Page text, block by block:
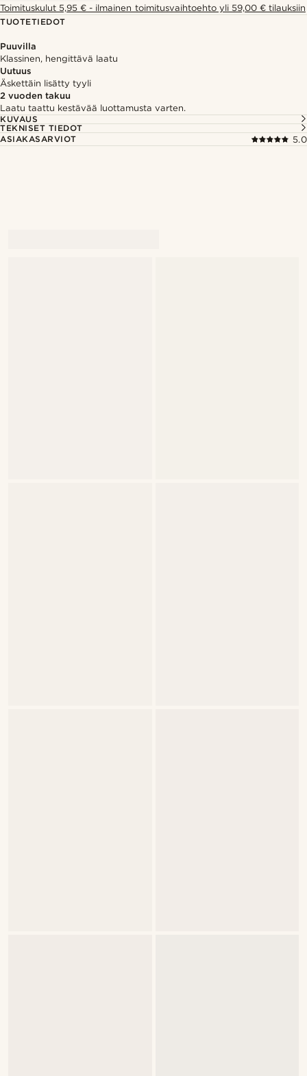
Toimituskulut 5,95 € - ilmainen toimitusvaihtoehto yli 59,00 € tilauksiin
TUOTETIEDOT
Puuvilla
Klassinen, hengittävä laatu
Uutuus
Äskettäin lisätty tyyli
2 vuoden takuu
Laatu taattu kestävää luottamusta varten.
KUVAUS
TEKNISET TIEDOT
ASIAKASARVIOT
5.0